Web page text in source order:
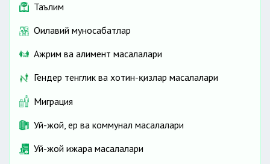
Таълим
Оилавий муносабатлар
Ажрим ва алимент масалалари
Гендер тенглик ва хотин-қизлар масалалари
Миграция
Уй-жой, ер ва коммунал масалалари
Уй-жой ижара масалалари